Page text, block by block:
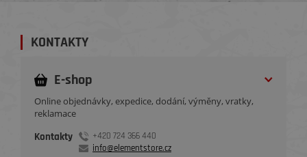
KONTAKTY
E-shop
Online objednávky, expedice, dodání, výměny, vratky,
reklamace
Kontakty
+420 724 366 440
info@elementstore.cz